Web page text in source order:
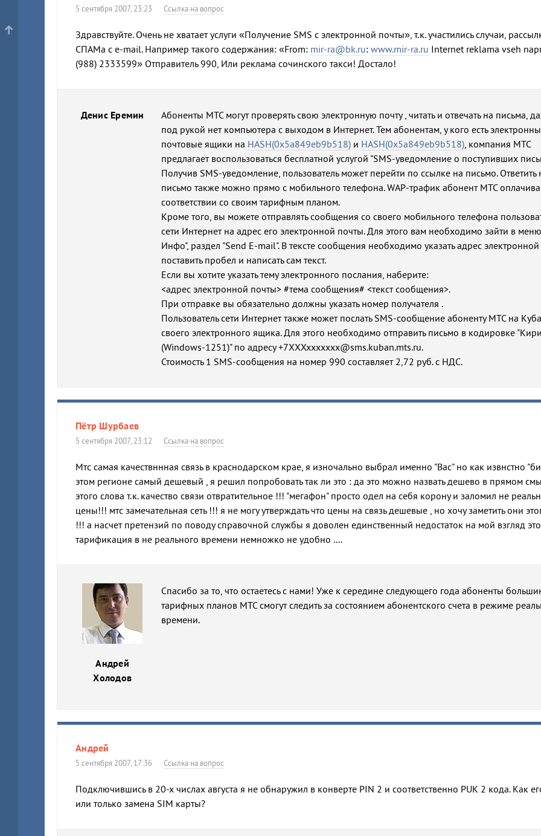
5 сентября 2007, 23:23 Ссылка на вопрос
Здравствуйте. Очень не хватает услуги «Получение SMS с электронной почты», т.к. участились случаи,
СПАМа с e-mail. Например такого содержания: «From: mir-ra@bk.ru: www.mir-ra.ru Internet reklama vseh
(988) 2333599» Отправитель 990, Или реклама сочинского такси! Достало!
Денис Еремин
Абоненты МТС могут проверять свою электронную почту , читать и отвечать на письма,
под рукой нет компьютера с выходом в Интернет. Тем абонентам, у кого есть
почтовые ящики на HASH(0x5a849eb9b518) и HASH(0x5a849eb9b518) , компания МТС
предлагает воспользоваться бесплатной услугой "SMS-уведомление о поступивших
Получив SMS-уведомление, пользователь может перейти по ссылке на письмо. Ответить
письмо также можно прямо с мобильного телефона. WAP-трафик абонент МТС
соответствии со своим тарифным планом.
Кроме того, вы можете отправлять сообщения со своего мобильного телефона
сети Интернет на адрес его электронной почты. Для этого вам необходимо зайти в
Инфо", раздел "Send E-mail". В тексте сообщения необходимо указать адрес
поставить пробел и написать сам текст.
Если вы хотите указать тему электронного послания, наберите:
<адрес электронной почты> #тема сообщения# <текст сообщения>.
При отправке вы обязательно должны указать номер получателя .
Пользователь сети Интернет также может послать SMS-сообщение абоненту МТС на
своего электронного ящика. Для этого необходимо отправить письмо в кодировке
(Windows-1251)" по адресу +7ХХХххххххх@sms.kuban.mts.ru.
Стоимость 1 SMS-сообщения на номер 990 составляет 2,72 руб. с НДС.
Пётр Шурбаев
5 сентября 2007, 23:12 Ссылка на вопрос
Мтс самая качествннная связь в краснодарском крае, я изночально выбрал именно "Вас" но как извнстно
этом регионе самый дешевый , я решил попробовать так ли это : да это можно назвать дешево в прямом
этого слова т.к. качество связи отвратительное !!! "мегафон" просто одел на себя корону и заломил не
цены!!! мтс замечательная сеть !!! я не могу утверждать что цены на связь дешевые , но хочу заметить они
!!! а насчет претензий по поводу справочной службы я доволен единственный недостаток на мой взгляд это
тарификация в не реального времени немножко не удобно ....
Андрей
Холодов
Спасибо за то, что остаетесь с нами! Уже к середине следующего года абоненты
тарифных планов МТС смогут следить за состоянием абонентского счета в режиме
времени.
Андрей
5 сентября 2007, 17:36 Ссылка на вопрос
Подключившись в 20-х числах августа я не обнаружил в конверте PIN 2 и соответственно PUK 2 кода. Как
или только замена SIM карты?